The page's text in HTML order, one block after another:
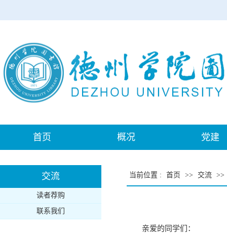
首页 概况 党建
交流
读者荐购
联系我们
当前位置 : 首页 >> 交流 >>
亲爱的同学们：